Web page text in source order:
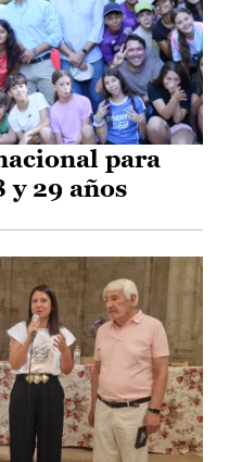
para
y 29 años